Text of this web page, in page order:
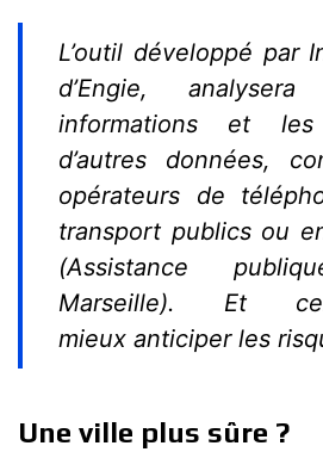
L’outil développé par
d’Engie,
informations et
d’autres données,
opérateurs de
transport publics ou
(Assistance
Marseille). Et
mieux anticiper les
Une ville plus sûre ?